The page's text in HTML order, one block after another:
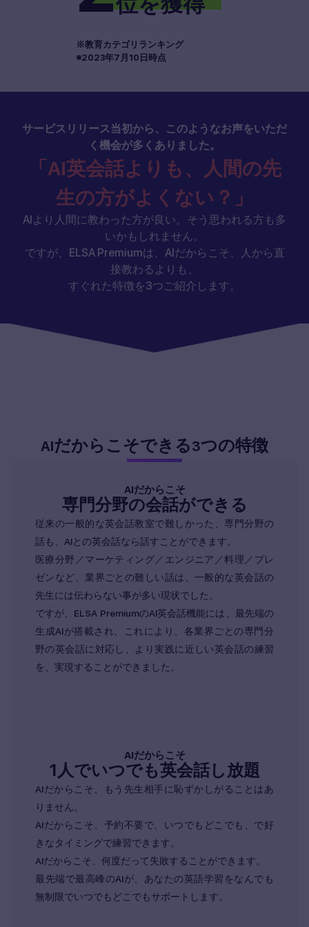
※教育カテゴリランキング
※2023年7月10日時点
サービスリリース当初から、このようなお声をいただ
く機会が多くありました。
「AI英会話よりも、人間の先
生の方がよくない？」
AIより人間に教わった方が良い。そう思われる方も多
いかもしれません。
ですが、ELSA Premiumは、AIだからこそ、人から直
接教わるよりも、
すぐれた特徴を3つご紹介します。
AIだからこそできる3つの特徴
AIだからこそ
専門分野の会話ができる
従来の一般的な英会話教室で難しかった、専門分野の
話も、AIとの英会話なら話すことができます。
医療分野／マーケティング／エンジニア／料理／プレ
ゼンなど、業界ごとの難しい話は、一般的な英会話の
先生には伝わらない事が多い現状でした。
ですが、ELSA PremiumのAI英会話機能には、最先端の
生成AIが搭載され、これにより、各業界ごとの専門分
野の英会話に対応し、より実践に近しい英会話の練習
を、実現することができました。
AIだからこそ
1人でいつでも英会話し放題
AIだからこそ、もう先生相手に恥ずかしがることはあ
りません。
AIだからこそ、予約不要で、いつでもどこでも、で好
きなタイミングで練習できます。
AIだからこそ、何度だって失敗することができます。
最先端で最高峰のAIが、あなたの英語学習をなんでも
無制限でいつでもどこでもサポートします。